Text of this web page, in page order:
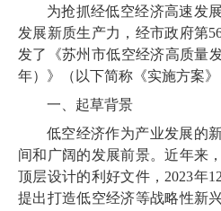
为抢抓经低空经济高速发
发展新质生产力，经市政府第
发了《苏州市低空经济高质量
年）》（以下简称《实施方案
一、起草背景
低空经济作为产业发展的
间和广阔的发展前景。近年来
顶层设计的利好文件，2023年
提出打造低空经济等战略性新